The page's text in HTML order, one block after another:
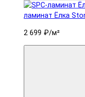
ламинат Ëлка
2 699 ₽/м²